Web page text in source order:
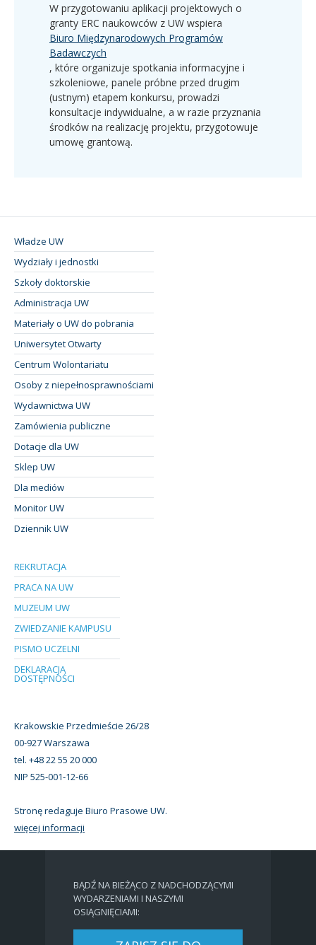
W przygotowaniu aplikacji projektowych o
granty ERC naukowców z UW wspiera
Biuro Międzynarodowych Programów
Badawczych
, które organizuje spotkania informacyjne i
szkoleniowe, panele próbne przed drugim
(ustnym) etapem konkursu, prowadzi
konsultacje indywidualne, a w razie przyznania
środków na realizację projektu, przygotowuje
umowę grantową.
Władze UW
Wydziały i jednostki
Szkoły doktorskie
Administracja UW
Materiały o UW do pobrania
Uniwersytet Otwarty
Centrum Wolontariatu
Osoby z niepełnosprawnościami
Wydawnictwa UW
Zamówienia publiczne
Dotacje dla UW
Sklep UW
Dla mediów
Monitor UW
Dziennik UW
REKRUTACJA
PRACA NA UW
MUZEUM UW
ZWIEDZANIE KAMPUSU
PISMO UCZELNI
DEKLARACJA
DOSTĘPNOŚCI
Krakowskie Przedmieście 26/28
00-927 Warszawa
tel. +48 22 55 20 000
NIP 525-001-12-66
Stronę redaguje Biuro Prasowe UW.
więcej informacji
BĄDŹ NA BIEŻĄCO Z NADCHODZĄCYMI
WYDARZENIAMI I NASZYMI
OSIĄGNIĘCIAMI: